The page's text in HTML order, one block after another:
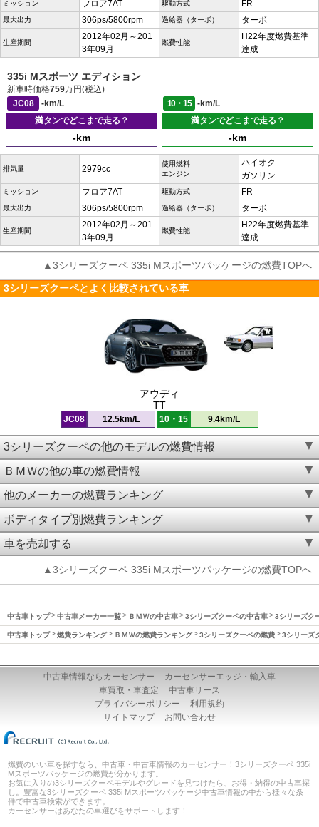
ミッション フロア7AT 駆動方式 FR
最大出力 306ps/5800rpm 過給器（ターボ） ターボ
生産期間
2012年02月～201
3年09月
燃費性能
H22年度燃費基準
達成
335i Mスポーツ エディション
新車時価格759万円(税込)
JC08
-km/L 10・15
-km/L
満タンでどこまで走る？
-km
満タンでどこまで走る？
-km
排気量 2979cc
使用燃料
エンジン
ハイオク
ガソリン
ミッション フロア7AT 駆動方式 FR
最大出力 306ps/5800rpm 過給器（ターボ） ターボ
生産期間
2012年02月～201
3年09月
燃費性能
H22年度燃費基準
達成
▲3シリーズクーペ 335i Mスポーツパッケージの燃費TOPへ
3シリーズクーペとよく比較されている車
アウディ
TT
JC08 12.5km/L 10・15 9.4km/L
3シリーズクーペの他のモデルの燃費情報
ＢＭＷの他の車の燃費情報
他のメーカーの燃費ランキング
ボディタイプ別燃費ランキング
車を売却する
▲3シリーズクーペ 335i Mスポーツパッケージの燃費TOPへ
中古車トップ 中古車メーカー一覧 ＢＭＷの中古車 3シリーズクーペの中古車 3シリーズク
中古車トップ 燃費ランキング ＢＭＷの燃費ランキング 3シリーズクーペの燃費 3シリーズ
中古車情報ならカーセンサー
カーセンサーエッジ・輸入車
車買取・車査定
中古車リース
プライバシーポリシー
利用規約
サイトマップ
お問い合わせ
燃費のいい車を探すなら、中古車・中古車情報のカーセンサー！3シリーズクーペ 335i
Mスポーツパッケージの燃費が分かります。
お気に入りの3シリーズクーペモデルやグレードを見つけたら、お得・納得の中古車探
し。豊富な3シリーズクーペ 335i Mスポーツパッケージ中古車情報の中から様々な条
件で中古車検索ができます。
カーセンサーはあなたの車選びをサポートします！